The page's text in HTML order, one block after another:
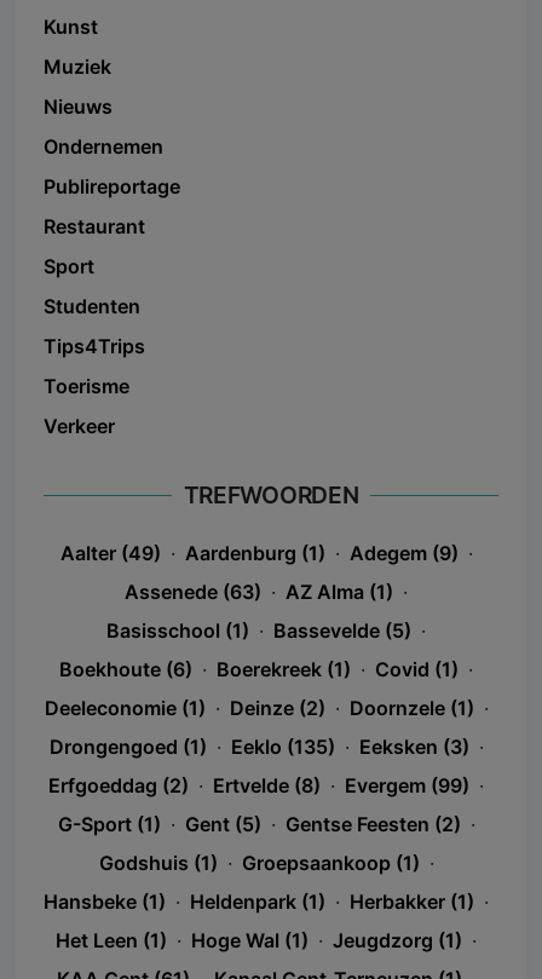
Kunst
Muziek
Nieuws
Ondernemen
Publireportage
Restaurant
Sport
Studenten
Tips4Trips
Toerisme
Verkeer
TREFWOORDEN
Aalter (49) · Aardenburg (1) · Adegem (9) ·
Assenede (63) · AZ Alma (1) ·
Basisschool (1) · Bassevelde (5) ·
Boekhoute (6) · Boerekreek (1) · Covid (1) ·
Deeleconomie (1) · Deinze (2) · Doornzele (1) ·
Drongengoed (1) · Eeklo (135) · Eeksken (3) ·
Erfgoeddag (2) · Ertvelde (8) · Evergem (99) ·
G-Sport (1) · Gent (5) · Gentse Feesten (2) ·
Godshuis (1) · Groepsaankoop (1) ·
Hansbeke (1) · Heldenpark (1) · Herbakker (1) ·
Het Leen (1) · Hoge Wal (1) · Jeugdzorg (1) ·